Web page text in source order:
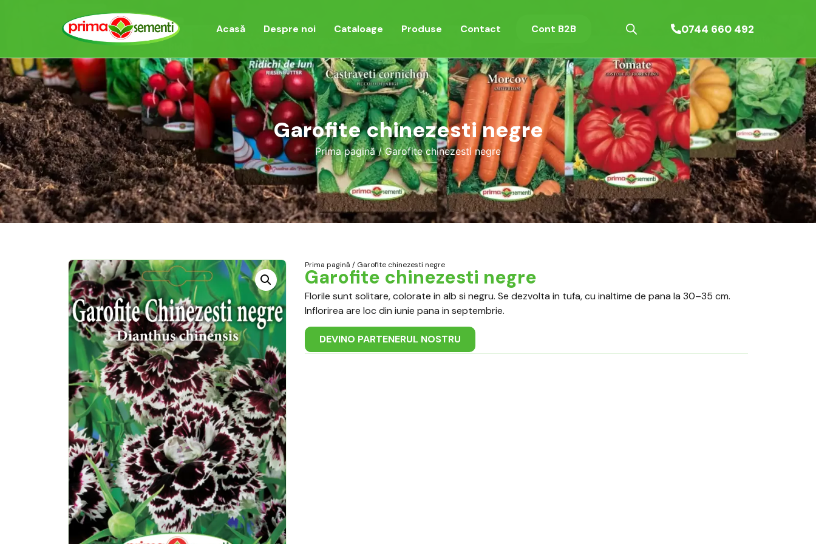
Acasă Despre noi Cataloage Produse Contact Cont B2B 0744 660 492
Garofite chinezesti negre
Prima pagină/ Garofite chinezesti negre
Prima pagină / Garofite chinezesti negre
Garofite chinezesti negre
Florile sunt solitare, colorate in alb si negru. Se dezvolta in tufa, cu inaltime de pana la 30–35 cm.
Inflorirea are loc din iunie pana in septembrie.
DEVINO PARTENERUL NOSTRU